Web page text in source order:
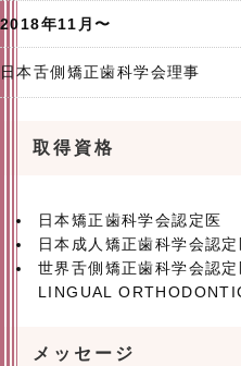
2018年11月〜
日本舌側矯正歯科学会理事
取得資格
日本矯正歯科学会認定医
日本成人矯正歯科学会認定
世界舌側矯正歯科学会認
LINGUAL
メッセージ